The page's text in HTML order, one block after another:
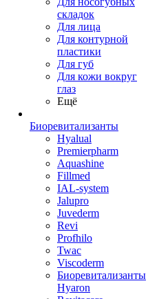
складок
Для лица
Для контурной
пластики
Для губ
Для кожи вокруг
глаз
Ещё
Биоревитализанты
Hyalual
Premierpharm
Aquashine
Fillmed
IAL-system
Jalupro
Juvederm
Revi
Profhilo
Twac
Viscoderm
Биоревитализанты
Hyaron